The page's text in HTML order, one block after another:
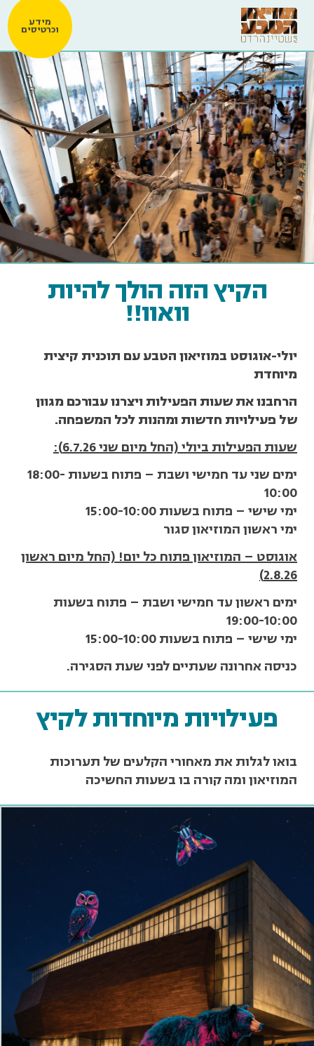
מידע
וכרטיסים
הקיץ הזה הולך להיות
וואוו!!
יולי-אוגוסט במוזיאון הטבע עם תוכנית קיצית
מיוחדת
הרחבנו את שעות הפעילות ויצרנו עבורכם מגוון
של פעילויות חדשות ומהנות לכל המשפחה.
שעות הפעילות ביולי (החל מיום שני 6.7.26):
ימים שני עד חמישי ושבת – פתוח בשעות 18:00-
10:00
ימי שישי – פתוח בשעות 15:00-10:00
ימי ראשון המוזיאון סגור
אוגוסט – המוזיאון פתוח כל יום! (החל מיום ראשון
2.8.26)
ימים ראשון עד חמישי ושבת – פתוח בשעות
19:00-10:00
ימי שישי – פתוח בשעות 15:00-10:00
כניסה אחרונה שעתיים לפני שעת הסגירה.
פעילויות מיוחדות לקיץ
בואו לגלות את מאחורי הקלעים של תערוכות
המוזיאון ומה קורה בו בשעות החשיכה